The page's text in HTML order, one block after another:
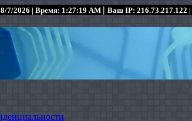
7/2026 | Время: 1:27:19 AM | Ваш IP: 216.73.217.122 |